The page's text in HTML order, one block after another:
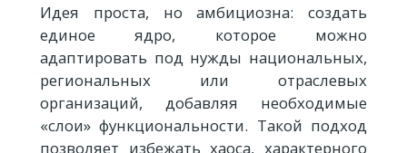
Идея проста, но амбициозна: создать
единое ядро, которое можно
адаптировать под нужды национальных,
региональных или отраслевых
организаций, добавляя необходимые
«слои» функциональности. Такой подход
позволяет избежать хаоса, характерного